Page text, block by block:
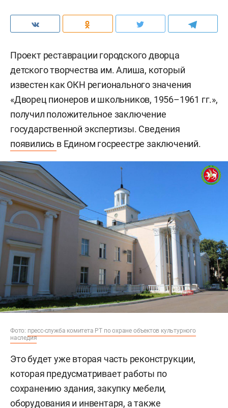
Проект реставрации городского дворца
детского творчества им. Алиша, который
известен как ОКН регионального значения
«Дворец пионеров и школьников, 1956–1961 гг.»,
получил положительное заключение
государственной экспертизы. Сведения
появились в Едином госреестре заключений.
Фото: пресс-служба комитета РТ по охране объектов культурного
наследия
Это будет уже вторая часть реконструкции,
которая предусматривает работы по
сохранению здания, закупку мебели,
оборудования и инвентаря, а также